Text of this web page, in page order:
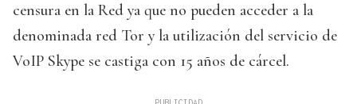
censura en la Red ya que no pueden acceder a la
denominada red Tor y la utilización del servicio de
VoIP Skype se castiga con 15 años de cárcel.